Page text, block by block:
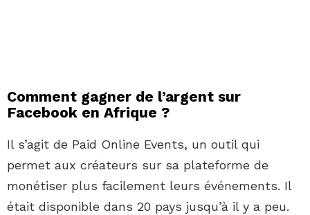
Comment gagner de l’argent sur
Facebook en Afrique ?
Il s’agit de Paid Online Events, un outil qui
permet aux créateurs sur sa plateforme de
monétiser plus facilement leurs événements. Il
était disponible dans 20 pays jusqu’à il y a peu.